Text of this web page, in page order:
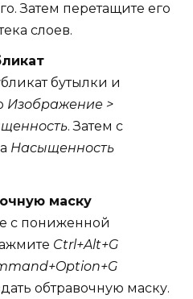
Затем перетащите его
слоев.
бутылки и
Изображение >
. Затем с
Насыщенность
маску
с пониженной
Ctrl+Alt+G
обтравочную маску.